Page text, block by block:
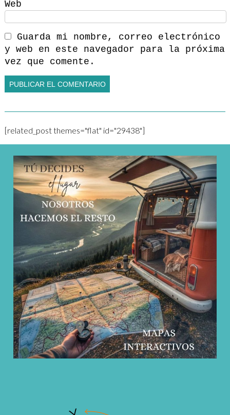
Web
Guarda mi nombre, correo electrónico
y web en este navegador para la próxima
vez que comente.
[related_post themes="flat" id="29438"]